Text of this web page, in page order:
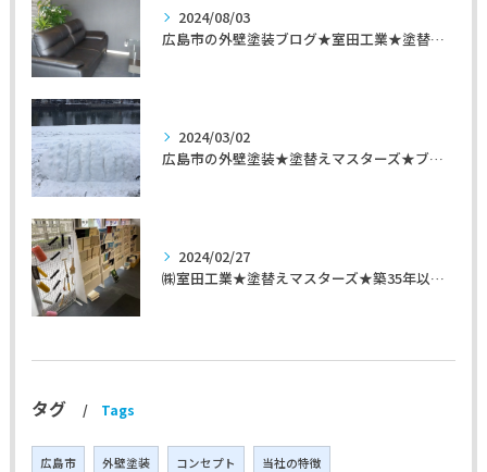
2024/08/03
広島市の外壁塗装ブログ★室田工業★塗替えマスターズ★外壁リフォーム
2024/03/02
広島市の外壁塗装★塗替えマスターズ★ブログ「初めて家を手入れするのに」
2024/02/27
㈱室田工業★塗替えマスターズ★築35年以上のお宅の施工事例
タグ Tags
広島市 外壁塗装 コンセプト 当社の特徴